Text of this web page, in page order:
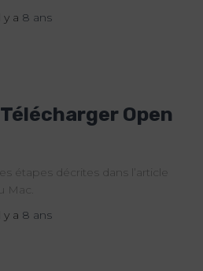
y a 8 ans
Open
étapes décrites dans l’article
Mac.
y a 8 ans